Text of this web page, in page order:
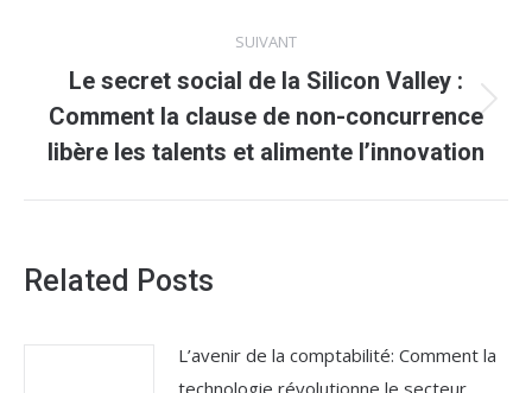
SUIVANT
Article
suivant
Le secret social de la Silicon Valley :
Comment la clause de non-concurrence
libère les talents et alimente l’innovation
Related Posts
L’avenir de la comptabilité: Comment la
technologie révolutionne le secteur